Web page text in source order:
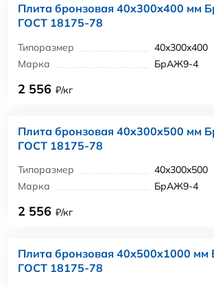
Плита бронзовая 40x300x400 мм
ГОСТ 18175-78
Типоразмер
40x300x400
Марка
БрАЖ9-4
2 556 ₽/кг
Плита бронзовая 40x300x500 мм
ГОСТ 18175-78
Типоразмер
40x300x500
Марка
БрАЖ9-4
2 556 ₽/кг
Плита бронзовая 40x500x1000
ГОСТ 18175-78